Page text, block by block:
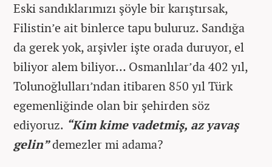
Eski sandıklarımızı şöyle bir karıştırsak,
Filistin’e ait binlerce tapu buluruz. Sandığa
da gerek yok, arşivler işte orada duruyor, el
biliyor alem biliyor… Osmanlılar’da 402 yıl,
Tolunoğlulları’ndan itibaren 850 yıl Türk
egemenliğinde olan bir şehirden söz
ediyoruz. “Kim kime vadetmiş, az yavaş
gelin”demezler mi adama?